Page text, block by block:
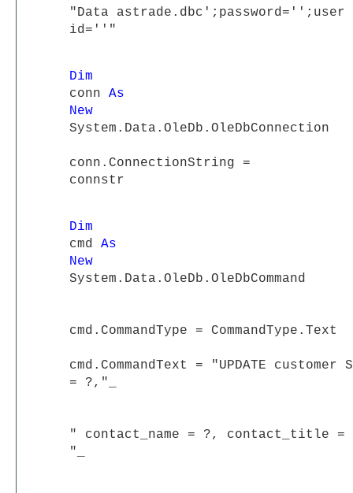
"Data astrade.dbc';password='';user
id=''"
Dim
conn As
New
System.Data.OleDb.OleDbConnection
conn.ConnectionString =
connstr
Dim
cmd As
New
System.Data.OleDb.OleDbCommand
cmd.CommandType = CommandType.Text
cmd.CommandText = "UPDATE customer
= ?,"_
" contact_name = ?, contact_title =
"_